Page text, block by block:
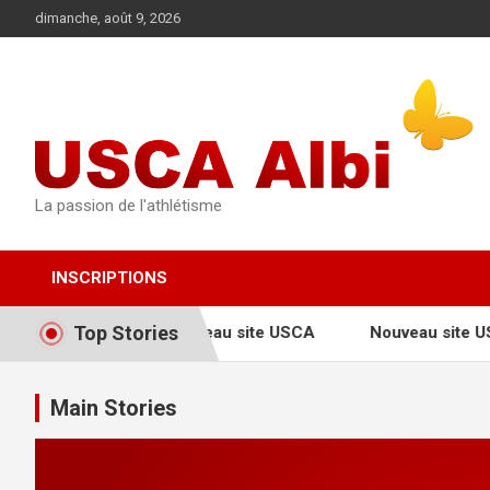
au
dimanche, août 9, 2026
La passion de l'athlétisme
INSCRIPTIONS
Top StoriesNouveau site USCA Nouveau site
Main Stories